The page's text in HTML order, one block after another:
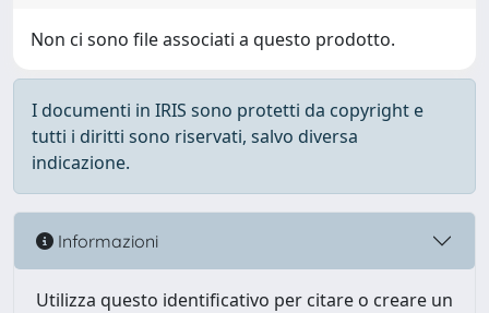
Non ci sono file associati a questo prodotto.
I documenti in IRIS sono protetti da copyright e
tutti i diritti sono riservati, salvo diversa
indicazione.
Informazioni
Utilizza questo identificativo per citare o creare un